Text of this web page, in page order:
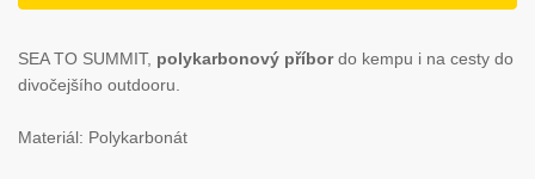
SEA TO SUMMIT, polykarbonový příbordo kempu i na cesty do
divočejšího outdooru.
Materiál: Polykarbonát